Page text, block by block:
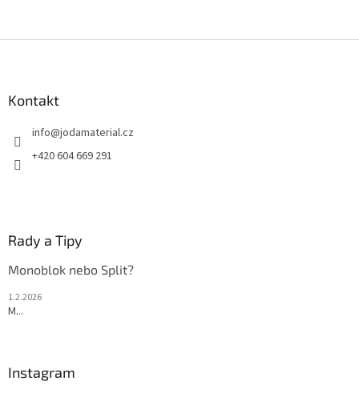
Kontakt
info@jodamaterial.cz
+420 604 669 291
Rady a Tipy
Monoblok nebo Split?
1.2.2026
M...
Instagram